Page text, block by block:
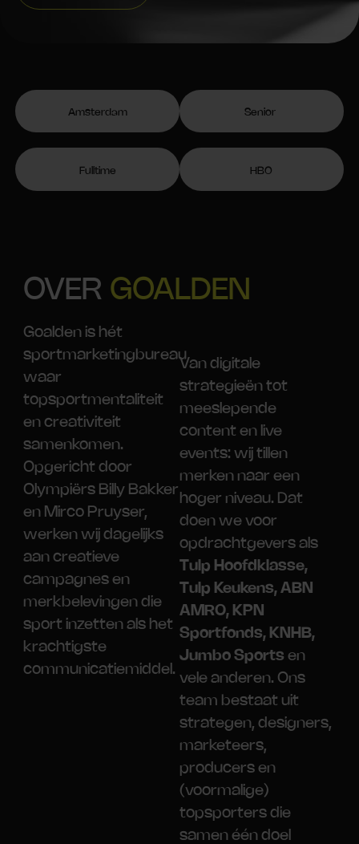
Amsterdam Senior
Fulltime HBO
OVER GOALDEN
Goalden is hét
sportmarketingbureau
waar
topsportmentaliteit
en creativiteit
samenkomen.
Opgericht door
Olympiërs Billy Bakker
en Mirco Pruyser,
werken wij dagelijks
aan creatieve
campagnes en
merkbelevingen die
sport inzetten als het
krachtigste
communicatiemiddel.
Van digitale
strategieën tot
meeslepende
content en live
events: wij tillen
merken naar een
hoger niveau. Dat
doen we voor
opdrachtgevers als
Tulp Hoofdklasse,
Tulp Keukens, ABN
AMRO, KPN
Sportfonds, KNHB,
Jumbo Sports en
vele anderen. Ons
team bestaat uit
strategen, designers,
marketeers,
producers en
(voormalige)
topsporters die
samen één doel